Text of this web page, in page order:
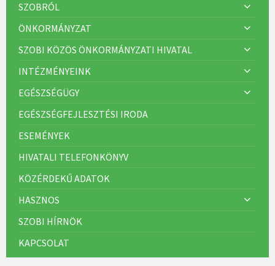
SZOBRÓL
ÖNKORMÁNYZAT
SZOBI KÖZÖS ÖNKORMÁNYZATI HIVATAL
INTÉZMÉNYEINK
EGÉSZSÉGÜGY
EGÉSZSÉGFEJLESZTÉSI IRODA
ESEMÉNYEK
HIVATALI TELEFONKÖNYV
KÖZÉRDEKŰ ADATOK
HASZNOS
SZOBI HÍRNÖK
KAPCSOLAT